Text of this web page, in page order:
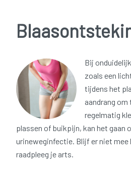
Bij
zoals een
tijdens het
aandrang om
regelmatig
plassen of buikpijn, kan het gaan
urineweginfectie. Blijf er niet mee
raadpleeg je arts.